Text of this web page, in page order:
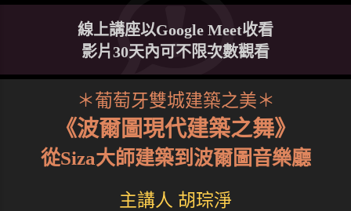
線上講座以Google Meet收看
影片30天內可不限次數觀看
＊葡萄牙雙城建築之美＊
《波爾圖現代建築之舞》
從Siza大師建築到波爾圖音樂廳
主講人 胡琮淨